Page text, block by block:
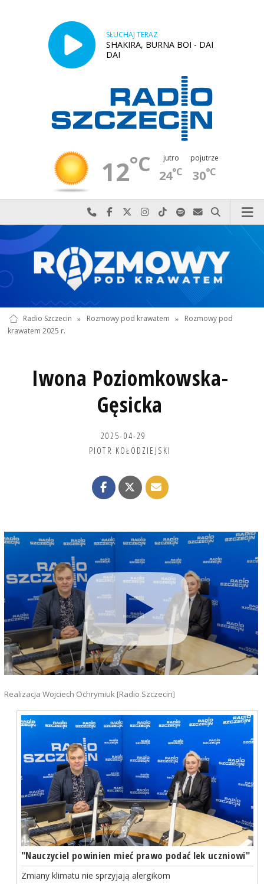
SŁUCHAJ TERAZ
SHAKIRA, BURNA BOI - DAI
DAI
12°C jutro
24°C
pojutrze
30°C
Najlepiej po prostu do nas zadzwoń
Odwiedź nas na Facebook-u
Odwiedź nas na X
Odwiedź nas na Instagram-ie
Odwiedź nas na TikTok-u
Szukaj nas na Spotify
Wyślij do nas
Szukaj
Radio Szczecin » Rozmowy pod krawatem »
Rozmowy pod
krawatem 2025 r.
Iwona Poziomkowska-
Gęsicka
2025-04-29
PIOTR KOŁODZIEJSKI
Realizacja Wojciech Ochrymiuk [Radio Szczecin]
"Nauczyciel powinien mieć prawo podać lek uczniowi"
Zmiany klimatu nie sprzyjają alergikom